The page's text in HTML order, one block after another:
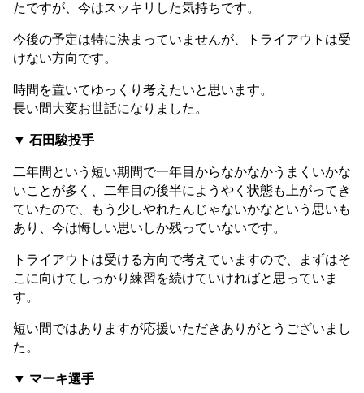
たですが、今はスッキリした気持ちです。
今後の予定は特に決まっていませんが、トライアウトは受
けない方向です。
時間を置いてゆっくり考えたいと思います。
長い間大変お世話になりました。
▼ 石田駿投手
二年間という短い期間で一年目からなかなかうまくいかな
いことが多く、二年目の後半にようやく状態も上がってき
ていたので、もう少しやれたんじゃないかなという思いも
あり、今は悔しい思いしか残っていないです。
トライアウトは受ける方向で考えていますので、まずはそ
こに向けてしっかり練習を続けていければと思っていま
す。
短い間ではありますが応援いただきありがとうございまし
た。
▼ マーキ選手